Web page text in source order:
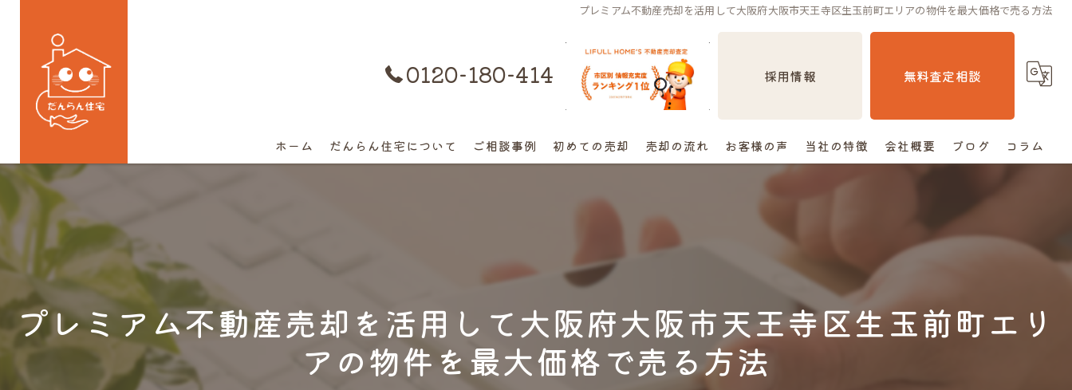
プレミアム不動産売却を活用して大阪府大阪市天王寺区生玉前町エリアの物件を最大価格で売る方法
0120-180-414 購入はコチラ 採用情報 無料査定相談
ホーム だんらん住宅について ご相談事例
離婚不動産の売却相談
高額早期売却の相談
終活売却の相談
空き家の相談
初めての売却 売却の流れ お客様の声 当社の特徴
住み替え
会社概要 ブログ コラム
プレミアム不動産売却を活用して大阪府大阪市天王寺区生玉前町エリ
アの物件を最大価格で売る方法